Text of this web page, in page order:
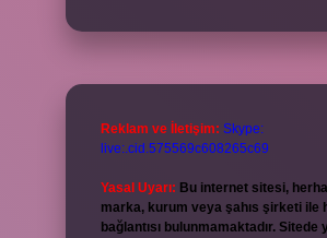
Reklam ve İletişim: Skype:
live:.cid.575569c608265c69
Yasal Uyarı: Bu internet sitesi,
marka, kurum veya şahıs şirketi ile
bağlantısı bulunmamaktadır. Sitede